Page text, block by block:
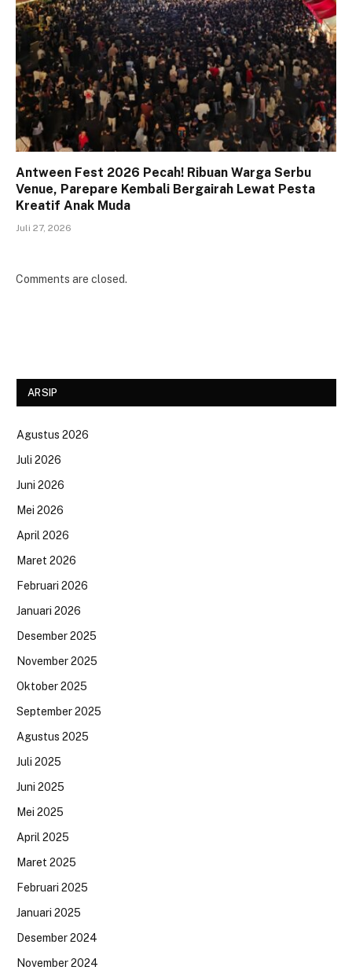
Antween Fest 2026 Pecah! Ribuan Warga Serbu
Venue, Parepare Kembali Bergairah Lewat Pesta
Kreatif Anak Muda
Juli 27, 2026
Comments are closed.
ARSIP
Agustus 2026
Juli 2026
Juni 2026
Mei 2026
April 2026
Maret 2026
Februari 2026
Januari 2026
Desember 2025
November 2025
Oktober 2025
September 2025
Agustus 2025
Juli 2025
Juni 2025
Mei 2025
April 2025
Maret 2025
Februari 2025
Januari 2025
Desember 2024
November 2024